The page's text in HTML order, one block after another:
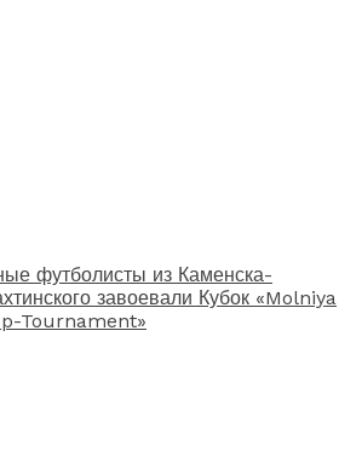
футболисты из Каменска-
завоевали Кубок «Molniya
Tournament»